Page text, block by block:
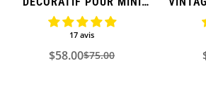
COOPER
(SUPPLÉMENTAIRE)
17 avis
Prix
$58.00Prix
$75.00